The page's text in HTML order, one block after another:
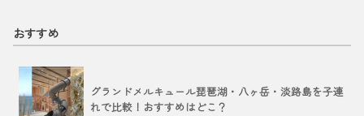
おすすめ
グランドメルキュール琵琶湖・八ヶ岳・淡路島を子連
れで比較！おすすめはどこ？